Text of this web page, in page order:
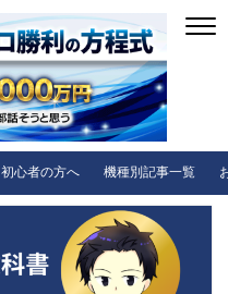
初心者の方へ 機種別記事一覧